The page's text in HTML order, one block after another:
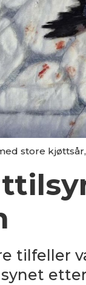
store
tilfeller